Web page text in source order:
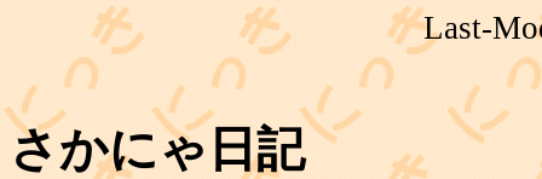
Last-
さかにゃ日記